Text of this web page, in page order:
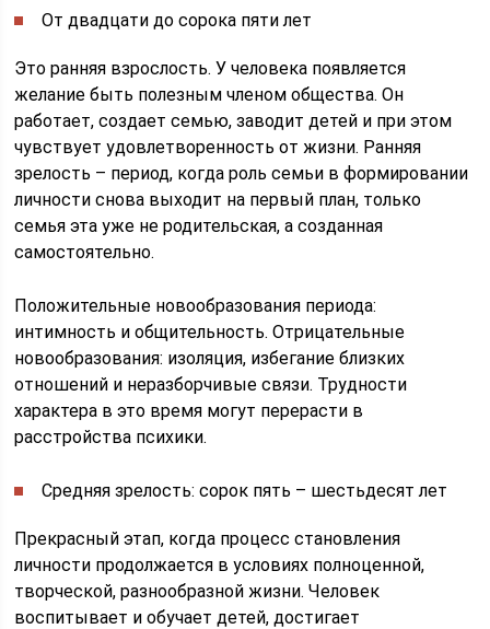
От двадцати до сорока пяти лет
Это ранняя взрослость. У человека появляется
желание быть полезным членом общества. Он
работает, создает семью, заводит детей и при этом
чувствует удовлетворенность от жизни. Ранняя
зрелость – период, когда роль семьи в формировании
личности снова выходит на первый план, только
семья эта уже не родительская, а созданная
самостоятельно.
Положительные новообразования периода:
интимность и общительность. Отрицательные
новообразования: изоляция, избегание близких
отношений и неразборчивые связи. Трудности
характера в это время могут перерасти в
расстройства психики.
Средняя зрелость: сорок пять – шестьдесят лет
Прекрасный этап, когда процесс становления
личности продолжается в условиях полноценной,
творческой, разнообразной жизни. Человек
воспитывает и обучает детей, достигает